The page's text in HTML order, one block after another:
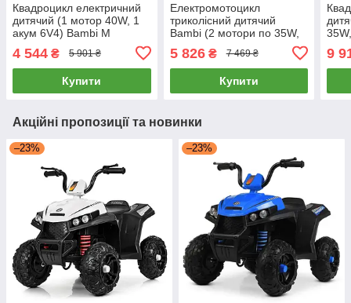
Квадроцикл електричний
дитячий (1 мотор 40W, 1
акум 6V4) Bambi M
4 544 ₴ 5 901 ₴
Купити
Електромотоцикл
триколісний дитячий
Bambi (2 мотори по 35W,
1 акумулятор 12V4,5AH)
M 5806EL-3
5 826₴ 7 469 ₴
Купити
9
Акційні пропозиції та новинки
–23% –23%